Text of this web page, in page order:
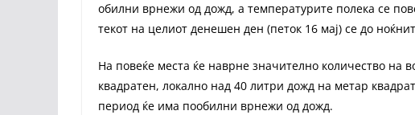
обилни врнежи од дожд, а температурите полека се
текот на целиот денешен ден (петок 16 мај) се до
На повеќе места ќе наврне значително количество на
квадратен, локално над 40 литри дожд на метар
период ќе има пообилни врнежи од дожд.